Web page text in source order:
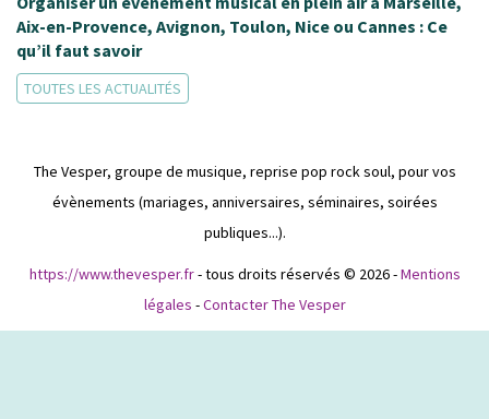
Aix-en-Provence, Avignon, Toulon, Nice ou Cannes : Ce
qu’il faut savoir
TOUTES LES ACTUALITÉS
The Vesper, groupe de musique, reprise pop rock soul, pour vos
évènements (mariages, anniversaires, séminaires, soirées
publiques...).
https://www.thevesper.fr- tous droits réservés © 2026 -Mentions
légales -Contacter The Vesper